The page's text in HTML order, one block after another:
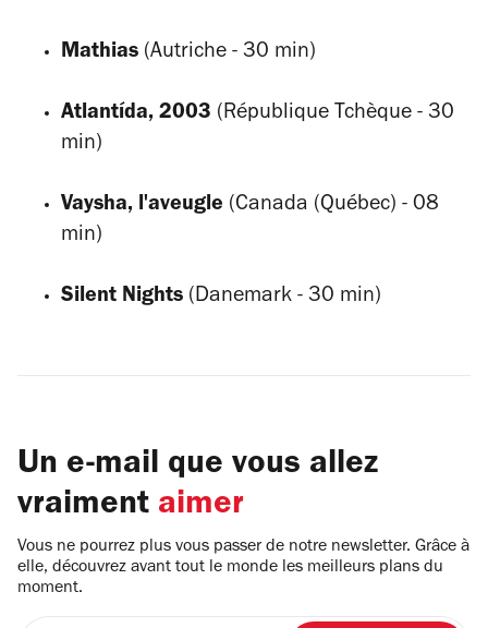
Mathias (Autriche - 30 min)
Atlantída, 2003 (République Tchèque - 30
min)
Vaysha, l'aveugle (Canada (Québec) - 08
min)
Silent Nights (Danemark - 30 min)
Un e-mail que vous allez
vraiment aimer
Vous ne pourrez plus vous passer de notre newsletter. Grâce à
elle, découvrez avant tout le monde les meilleurs plans du
moment.